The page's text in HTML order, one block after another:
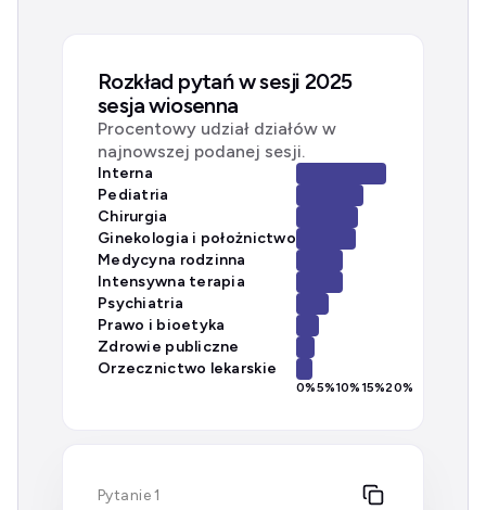
Rozkład pytań w sesji 2025
sesja wiosenna
Procentowy udział działów w
najnowszej podanej sesji.
Interna
Pediatria
Chirurgia
Ginekologia i położnictwo
Medycyna rodzinna
Intensywna terapia
Psychiatria
Prawo i bioetyka
Zdrowie publiczne
Orzecznictwo lekarskie
0%5%10%15%20%
Pytanie 1